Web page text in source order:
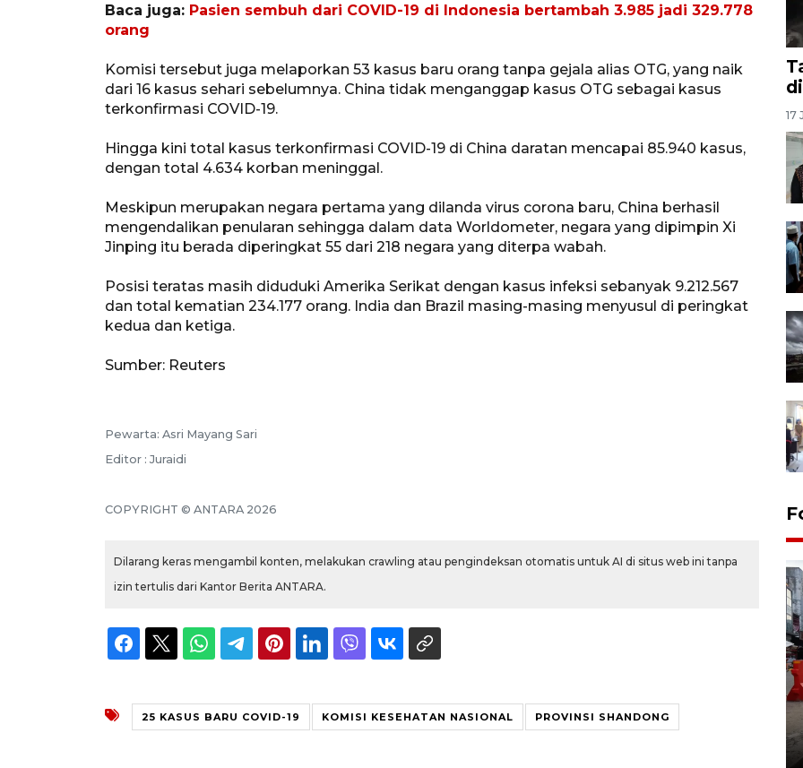
Baca juga: Pasien sembuh dari COVID-19 di Indonesia bertambah 3.985 jadi 329.778
orang
Komisi tersebut juga melaporkan 53 kasus baru orang tanpa gejala alias OTG, yang naik
dari 16 kasus sehari sebelumnya. China tidak menganggap kasus OTG sebagai kasus
terkonfirmasi COVID-19.
Hingga kini total kasus terkonfirmasi COVID-19 di China daratan mencapai 85.940 kasus,
dengan total 4.634 korban meninggal.
Meskipun merupakan negara pertama yang dilanda virus corona baru, China berhasil
mengendalikan penularan sehingga dalam data Worldometer, negara yang dipimpin Xi
Jinping itu berada diperingkat 55 dari 218 negara yang diterpa wabah.
Posisi teratas masih diduduki Amerika Serikat dengan kasus infeksi sebanyak 9.212.567
dan total kematian 234.177 orang. India dan Brazil masing-masing menyusul di peringkat
kedua dan ketiga.
Sumber: Reuters
Pewarta: Asri Mayang Sari
Editor : Juraidi
COPYRIGHT © ANTARA 2026
Dilarang keras mengambil konten, melakukan crawling atau pengindeksan otomatis untuk AI di situs web ini tanpa
izin tertulis dari Kantor Berita ANTARA.
25 KASUS BARU COVID-19 KOMISI KESEHATAN NASIONAL PROVINSI SHANDONG
17
Pelaporan SPT Tahunan di
Sumut